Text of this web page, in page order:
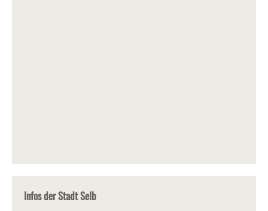
Infos der Stadt Selb